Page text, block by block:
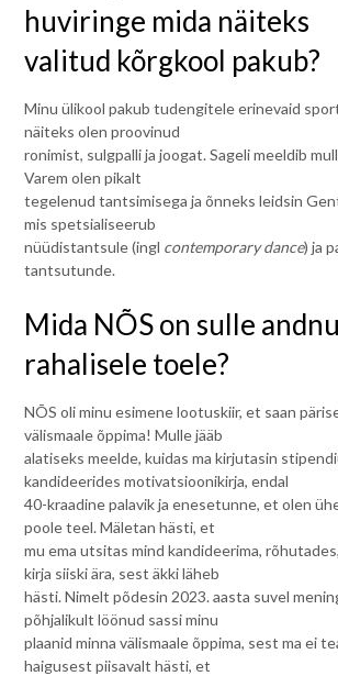
huviringe mida näiteks
valitud kõrgkool pakub?
Minu ülikool pakub tudengitele erinevaid
näiteks olen proovinud
ronimist, sulgpalli ja joogat. Sageli meeldib
Varem olen pikalt
tegelenud tantsimisega ja õnneks leidsin
mis spetsialiseerub
nüüdistantsule (ingl contemporary dance) ja
tantsutunde.
Mida NÕS on sulle
rahalisele toele?
NÕS oli minu esimene lootuskiir, et saan
välismaale õppima! Mulle jääb
alatiseks meelde, kuidas ma kirjutasin
kandideerides motivatsioonikirja, endal
40-kraadine palavik ja enesetunne, et olen
poole teel. Mäletan hästi, et
mu ema utsitas mind kandideerima,
kirja siiski ära, sest äkki läheb
hästi. Nimelt põdesin 2023. aasta suvel
põhjalikult löönud sassi minu
plaanid minna välismaale õppima, sest ma ei
haigusest piisavalt hästi, et